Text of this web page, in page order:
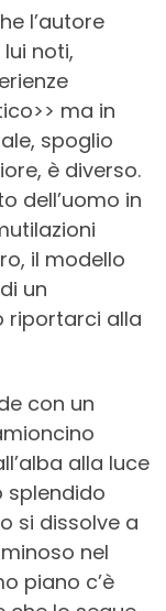
l’autore
noti,
ma in
spoglio
è diverso.
dell’uomo in
il modello
un
riportarci alla
con un
alla luce
splendido
si dissolve a
nel
piano c’è